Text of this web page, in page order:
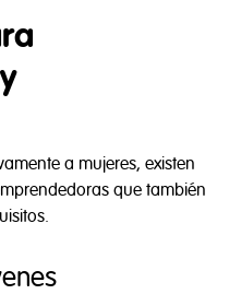
a mujeres, existen
que también